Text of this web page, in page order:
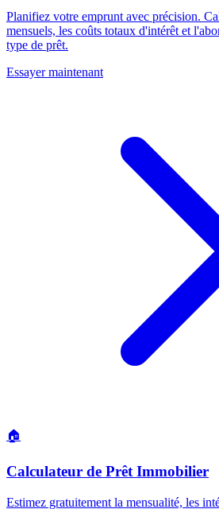
Planifiez votre emprunt avec précision.
mensuels, les coûts totaux d'intérêt et
type de prêt.
Essayer maintenant
🏠
Calculateur de Prêt Immobilier
Estimez gratuitement la mensualité, les